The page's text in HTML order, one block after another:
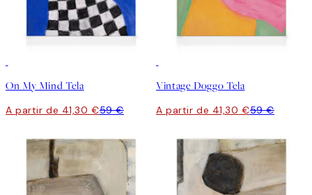
On My Mind Tela
A partir de 41,30 €59 €
Vintage Doggo Tela
A partir de 41,30 €59 €